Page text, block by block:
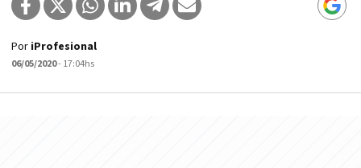
Por iProfesional
06/05/2020- 17:04hs